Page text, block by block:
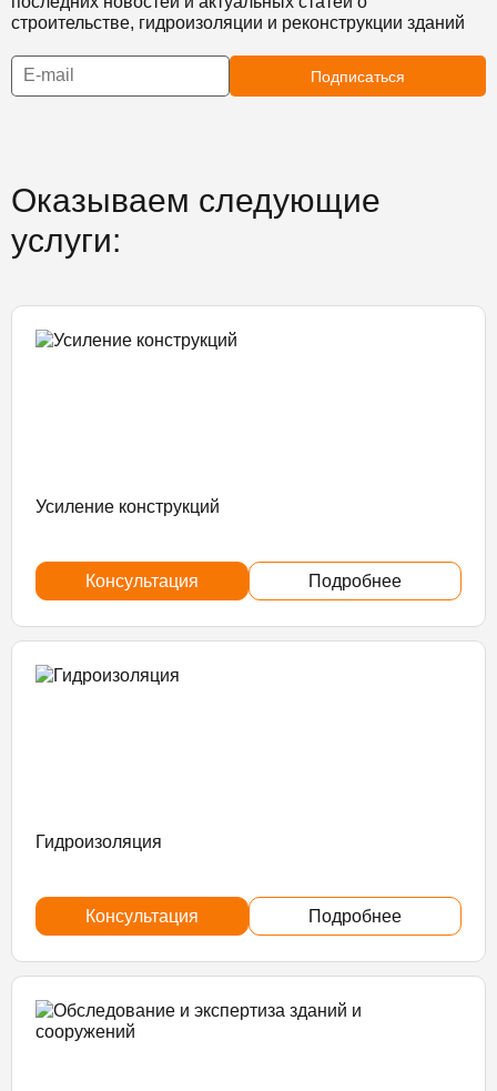
строительстве, гидроизоляции и реконструкции зданий
Подписаться
Оказываем следующие
услуги:
Усиление конструкций
Консультация Подробнее
Гидроизоляция
Консультация Подробнее